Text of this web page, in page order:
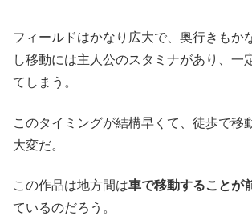
フィールドはかなり広大で、奥行きもか
し移動には主人公のスタミナがあり、一
てしまう。
このタイミングが結構早くて、徒歩で移
大変だ。
この作品は地方間は車で移動することが
ているのだろう。